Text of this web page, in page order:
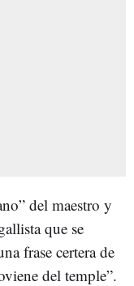
del maestro y
que se
frase certera de
del temple”.